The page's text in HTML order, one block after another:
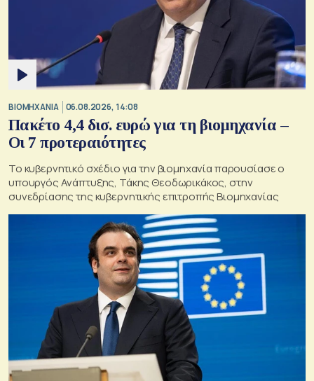
ΒΙΟΜΗΧΑΝΙΑ 06.08.2026, 14:08
Πακέτο 4,4 δισ. ευρώ για τη βιομηχανία –
Οι 7 προτεραιότητες
Το κυβερνητικό σχέδιο για την βιομηχανία παρουσίασε ο
υπουργός Ανάπτυξης, Τάκης Θεοδωρικάκος, στην
συνεδρίασης της κυβερνητικής επιτροπής Βιομηχανίας